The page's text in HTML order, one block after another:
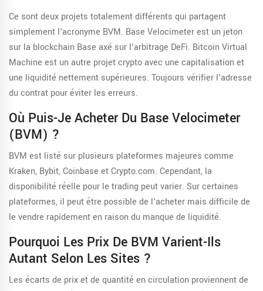
Ce sont deux projets totalement différents qui partagent
simplement l'acronyme BVM. Base Velocimeter est un jeton
sur la blockchain Base axé sur l'arbitrage DeFi. Bitcoin Virtual
Machine est un autre projet crypto avec une capitalisation et
une liquidité nettement supérieures. Toujours vérifier l'adresse
du contrat pour éviter les erreurs.
Où Puis-Je Acheter Du Base Velocimeter
(BVM) ?
BVM est listé sur plusieurs plateformes majeures comme
Kraken, Bybit, Coinbase et Crypto.com. Cependant, la
disponibilité réelle pour le trading peut varier. Sur certaines
plateformes, il peut être possible de l'acheter mais difficile de
le vendre rapidement en raison du manque de liquidité.
Pourquoi Les Prix De BVM Varient-Ils
Autant Selon Les Sites ?
Les écarts de prix et de quantité en circulation proviennent de